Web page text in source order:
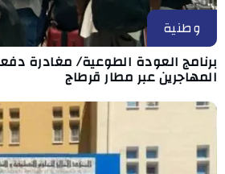
وطنية
برنامج العودة الطوعية/ مغادرة
المهاجرين عبر مطار قرطاج